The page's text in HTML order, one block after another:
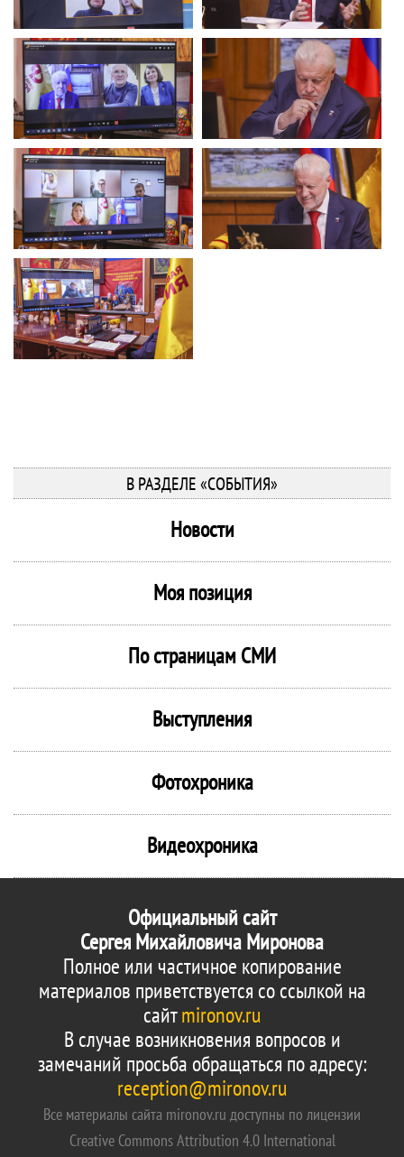
В РАЗДЕЛЕ «СОБЫТИЯ»
Новости
Моя позиция
По страницам СМИ
Выступления
Фотохроника
Видеохроника
Официальный сайт
Сергея Михайловича Миронова
Полное или частичное копирование
материалов приветствуется со ссылкой на
сайтmironov.ru
В случае возникновения вопросов и
замечаний просьба обращаться по адресу:
reception@mironov.ru
Все материалы сайта mironov.ru доступны по лицензии
Creative Commons Attribution 4.0 International